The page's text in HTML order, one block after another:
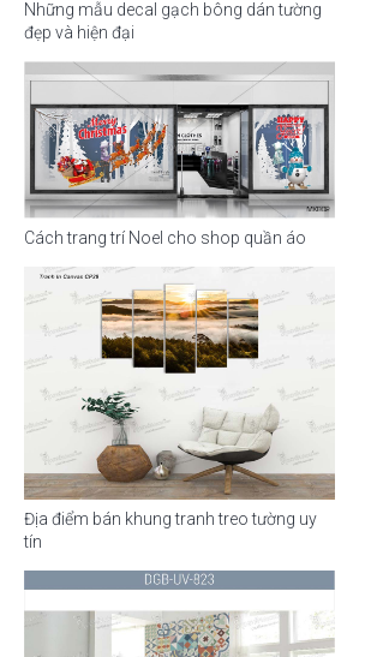
Những mẫu decal gạch bông dán tường
đẹp và hiện đại
Cách trang trí Noel cho shop quần áo
Địa điểm bán khung tranh treo tường uy
tín